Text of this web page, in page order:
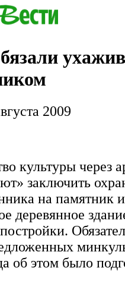
2009
культуры через
заключить
на памятник
деревянное
об этом было